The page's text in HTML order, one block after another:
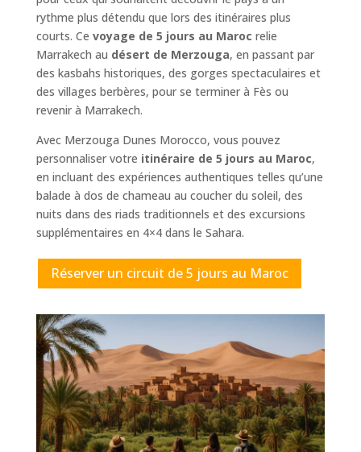
rythme plus détendu que lors des itinéraires plus
courts. Ce voyage de 5 jours au Maroc relie
Marrakech au désert de Merzouga, en passant par
des kasbahs historiques, des gorges spectaculaires et
des villages berbères, pour se terminer à Fès ou
revenir à Marrakech.
Avec Merzouga Dunes Morocco, vous pouvez
personnaliser votre itinéraire de 5 jours au Maroc,
en incluant des expériences authentiques telles qu’une
balade à dos de chameau au coucher du soleil, des
nuits dans des riads traditionnels et des excursions
supplémentaires en 4×4 dans le Sahara.
Réserver un circuit de 5 jours au Maroc